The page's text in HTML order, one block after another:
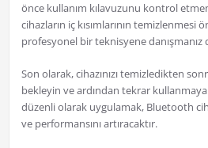
önce kullanım kılavuzunu kontrol
cihazların iç kısımlarının
profesyonel bir teknisyene danışmanız
Son olarak, cihazınızı temizledikten
bekleyin ve ardından tekrar kullanmaya
düzenli olarak uygulamak, Bluetooth
ve performansını artıracaktır.